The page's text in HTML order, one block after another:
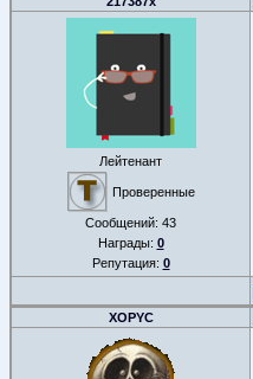
Лейтенант
Проверенные
Сообщений: 43
Награды: 0
Репутация: 0
XOPYC